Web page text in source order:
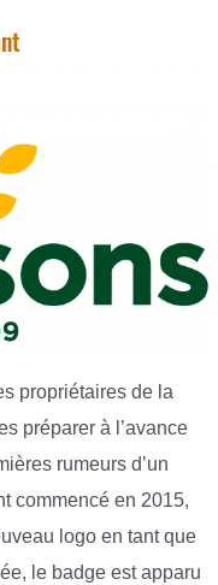
propriétaires de la
préparer à l’avance
rumeurs d’un
commencé en 2015,
logo en tant que
le badge est apparu